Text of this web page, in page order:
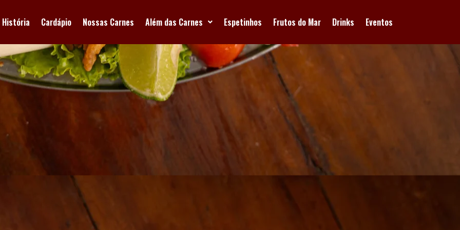
História Cardápio Nossas Carnes Além das Carnes Espetinhos Frutos do Mar Drinks Eventos